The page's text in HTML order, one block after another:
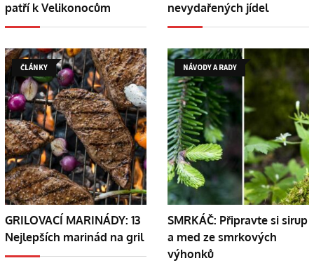
patří k Velikonocům
nevydařených jídel
ČLÁNKY
GRILOVACÍ MARINÁDY: 13
Nejlepších marinád na gril
NÁVODY A RADY
SMRKÁČ: Připravte si sirup
a med ze smrkových
výhonků